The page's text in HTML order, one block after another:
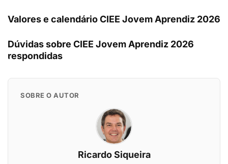
Valores e calendário CIEE Jovem Aprendiz 2026
Dúvidas sobre CIEE Jovem Aprendiz 2026
respondidas
SOBRE O AUTOR
Ricardo Siqueira